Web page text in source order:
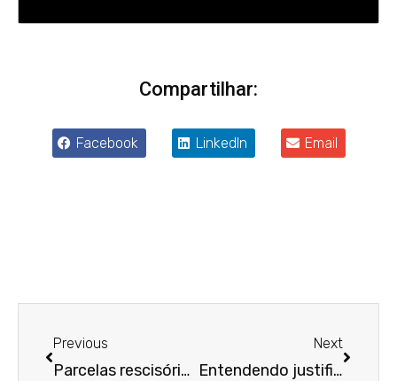
Compartilhar:
Facebook LinkedIn Email
Previous
Parcelas rescisórias não podem ser parceladas nem por acordo entre patrão e empregado
Next
Entendendo justificada ausência da empresa em audiência marcada, juiz propõe acordo via Whats App